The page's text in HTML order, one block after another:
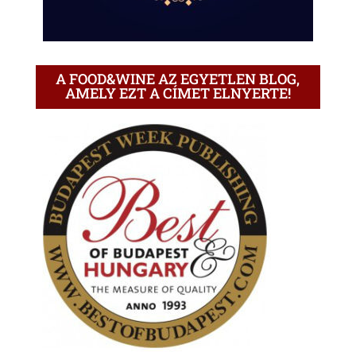
A FOOD&WINE AZ EGYETLEN BLOG,
AMELY EZT A CÍMET ELNYERTE!